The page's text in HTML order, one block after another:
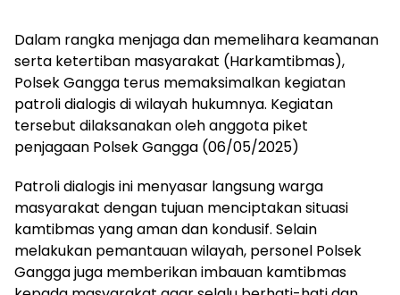
Dalam rangka menjaga dan memelihara keamanan
serta ketertiban masyarakat (Harkamtibmas),
Polsek Gangga terus memaksimalkan kegiatan
patroli dialogis di wilayah hukumnya. Kegiatan
tersebut dilaksanakan oleh anggota piket
penjagaan Polsek Gangga (06/05/2025)
Patroli dialogis ini menyasar langsung warga
masyarakat dengan tujuan menciptakan situasi
kamtibmas yang aman dan kondusif. Selain
melakukan pemantauan wilayah, personel Polsek
Gangga juga memberikan imbauan kamtibmas